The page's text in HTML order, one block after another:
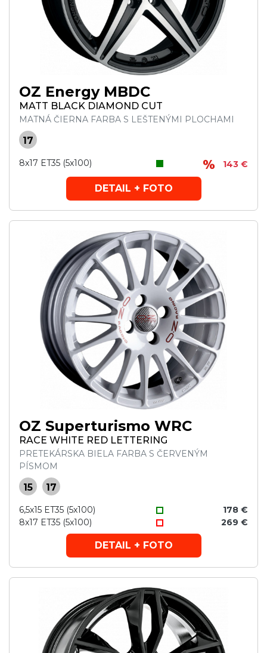
OZ Energy MBDC
MATT BLACK DIAMOND CUT
MATNÁ ČIERNA FARBA S LEŠTENÝMI PLOCHAMI
17
8x17 ET35 (5x100) 143 €
DETAIL + FOTO
OZ Superturismo WRC
RACE WHITE RED LETTERING
PRETEKÁRSKA BIELA FARBA S ČERVENÝM
PÍSMOM
15 17
6,5x15 ET35 (5x100)
178 €
8x17 ET35 (5x100)
269 €
DETAIL + FOTO